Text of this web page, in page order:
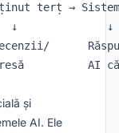
terț →
↓              ↓
și
AI. Ele